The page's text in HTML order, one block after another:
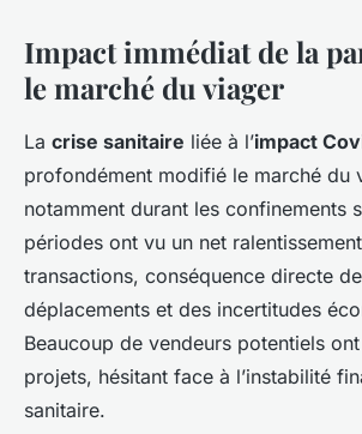
Impact immédiat de la
le marché du viager
La crise sanitaire liée à l’impact
profondément modifié le marché du
notamment durant les confinements
périodes ont vu un net
transactions, conséquence directe
déplacements et des incertitudes
Beaucoup de vendeurs potentiels
projets, hésitant face à l’instabilité
sanitaire.